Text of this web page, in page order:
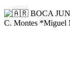
BOCA
C. Montes *Miguel